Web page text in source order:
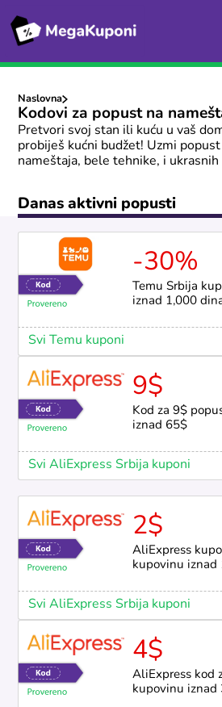
Naslovna
Kodovi za popust na
Pretvori svoj stan ili kuću u vaš
probiješ kućni budžet! Uzmi
nameštaja, bele tehnike, i ukrasnih
Danas aktivni popusti
-30%
Temu Srbija
iznad 1,000
Svi Temu kuponi
9$
Kod za 9$
iznad 65$
Svi AliExpress Srbija kuponi
2$
AliExpress
kupovinu iznad
Svi AliExpress Srbija kuponi
4$
AliExpress kod
kupovinu iznad